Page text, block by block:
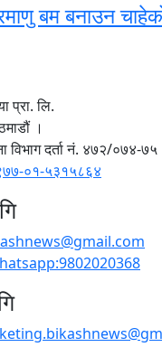
बम बनाउन
प्रा. लि.
।
विभाग दर्ता नं. ४७२/०७४-७५
०१-५३१५८६४